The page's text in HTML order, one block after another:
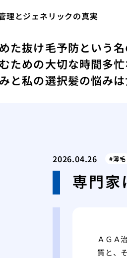
理とジェネリックの真実
た抜け毛予防という
ための大切な時間多
と私の選択髪の悩み
2026.04.26 薄毛
専門家
ＡＧＡ
質と、